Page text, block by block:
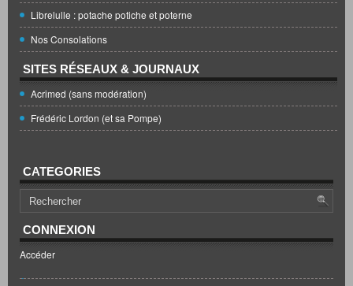
Librelulle : potache potiche et poterne
Nos Consolations
SITES RÉSEAUX & JOURNAUX
Acrimed (sans modération)
Frédéric Lordon (et sa Pompe)
CATEGORIES
CONNEXION
Accéder